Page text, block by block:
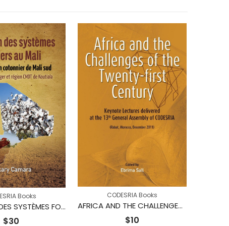
Books
ÉVOLUTION DES SYSTÈMES FONCIERS AU MALI : Cas du bassin cotonnier de Mali sud Zone Office du Niger et région CMDT de Koutiala
$30
CODESRIA Books
AFRICA AND THE CHALLENGES OF THE TWENTY-FIRST CENTURY Keynote Addresses delivered at the 13th General Assembly of CODESRIA
$10